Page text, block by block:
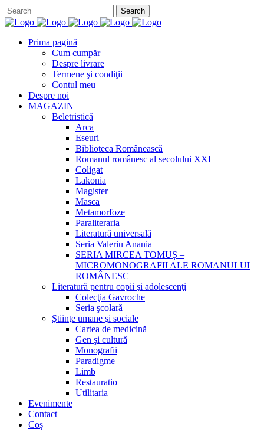
Prima pagină
Cum cumpăr
Despre livrare
Termene şi condiţii
Contul meu
Despre noi
MAGAZIN
Beletristică
Arca
Eseuri
Biblioteca Românească
Romanul românesc al secolului XXI
Coligat
Lakonia
Magister
Masca
Metamorfoze
Paraliteraria
Literatură universală
Seria Valeriu Anania
SERIA MIRCEA TOMUȘ –
MICROMONOGRAFII ALE ROMANULUI
ROMÂNESC
Literatură pentru copii şi adolescenţi
Colecţia Gavroche
Seria şcolară
Ştiinţe umane şi sociale
Cartea de medicină
Gen şi cultură
Monografii
Paradigme
Limb
Restauratio
Utilitaria
Evenimente
Contact
Coș